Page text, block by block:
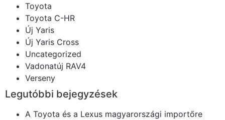
Toyota
Toyota C-HR
Új Yaris
Új Yaris Cross
Uncategorized
Vadonatúj RAV4
Verseny
Legutóbbi bejegyzések
A Toyota és a Lexus magyarországi importőre